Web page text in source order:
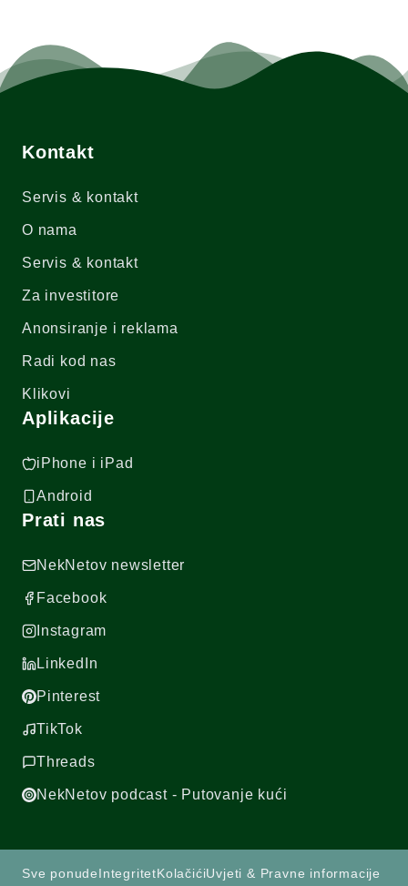
Kontakt
Servis & kontakt
O nama
Servis & kontakt
Za investitore
Anonsiranje i reklama
Radi kod nas
Klikovi
Aplikacije
iPhone i iPad
Android
Prati nas
NekNetov newsletter
Facebook
Instagram
LinkedIn
Pinterest
TikTok
Threads
NekNetov podcast - Putovanje kući
Sve ponudeIntegritetKolačićiUvjeti & Pravne informacije